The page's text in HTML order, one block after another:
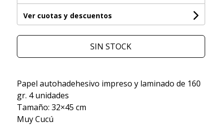
Ver cuotas y descuentos
SIN STOCK
Papel autohadehesivo impreso y laminado de 160
gr. 4 unidades
Tamaño: 32×45 cm
Muy Cucú